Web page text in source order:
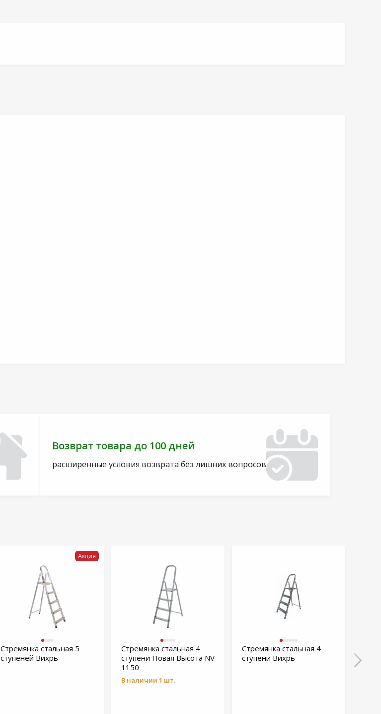
Возврат товара до 100 дней
расширенные условия возврата без лишних вопросов
Акция
Стремянка стальная 5
ступеней Вихрь
Стремянка стальная 4
ступени Новая Высота NV
1150
В наличии 1 шт.
Стремянка стальная 4
ступени Вихрь